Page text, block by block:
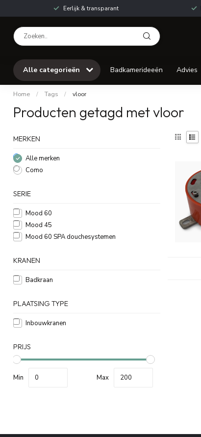
Eerlijk & transparant
Alle categorieën Badkamerideeën Advies
Home / Tags / vloor
Producten getagd met vloor
MERKEN
Alle merken
Como
SERIE
Mood 60
Mood 45
Mood 60 SPA douchesystemen
KRANEN
Badkraan
PLAATSING TYPE
Inbouwkranen
PRIJS
Min Max